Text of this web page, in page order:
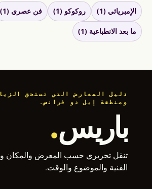
الإمبريائي (1) روكوكو (1) فن عصري (1)
ما بعد الانطباعية (1)
دليل المعارض التي تستحق
ومنطقة إيل دو فرانس.
باريس.
تنقل تحريري حسب المعرض والمكان
الفنية والموضوع والوقت.